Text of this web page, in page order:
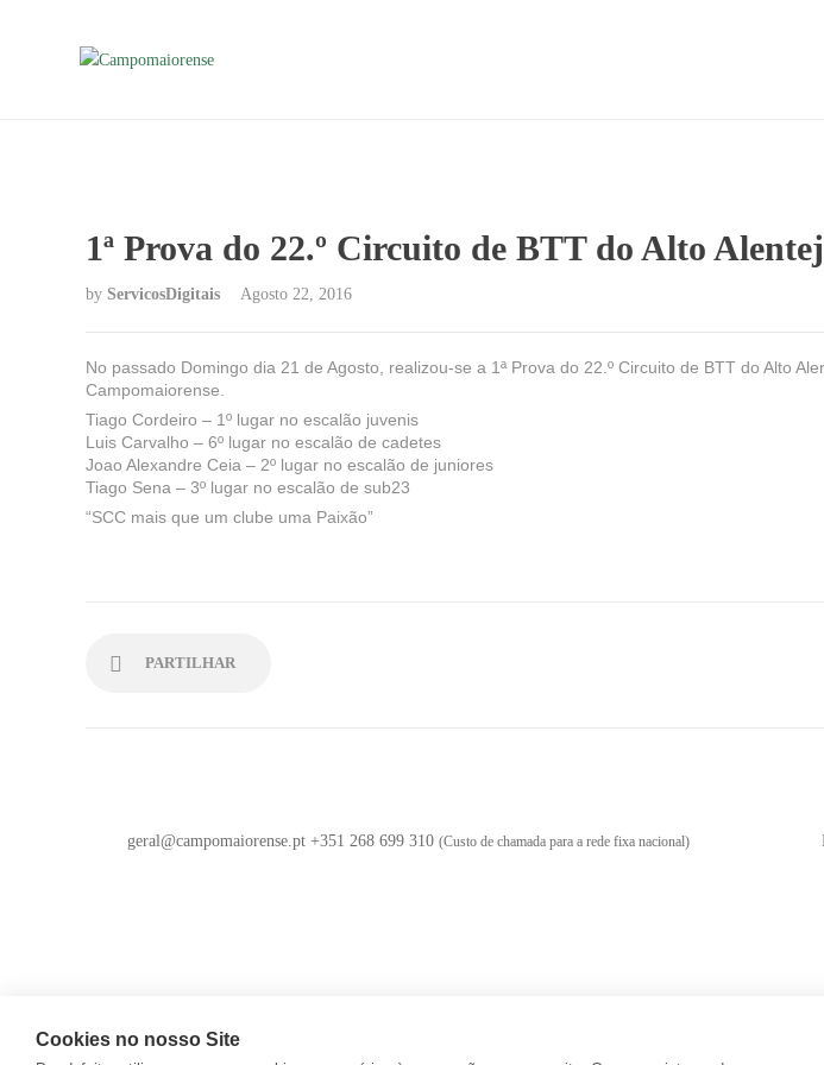
1ª Prova do 22.º Circuito de BTT do Alto
by ServicosDigitais Agosto 22, 2016
No passado Domingo dia 21 de Agosto, realizou-se a 1ª Prova do 22.º Circuito de BTT do Alto
Campomaiorense.
Tiago Cordeiro – 1º lugar no escalão juvenis
Luis Carvalho – 6º lugar no escalão de cadetes
Joao Alexandre Ceia – 2º lugar no escalão de juniores
Tiago Sena – 3º lugar no escalão de sub23
“SCC mais que um clube uma Paixão”
PARTILHAR
geral@campomaiorense.pt +351 268 699 310 (Custo de chamada para a rede fixa nacional)
Cookies no nosso Site